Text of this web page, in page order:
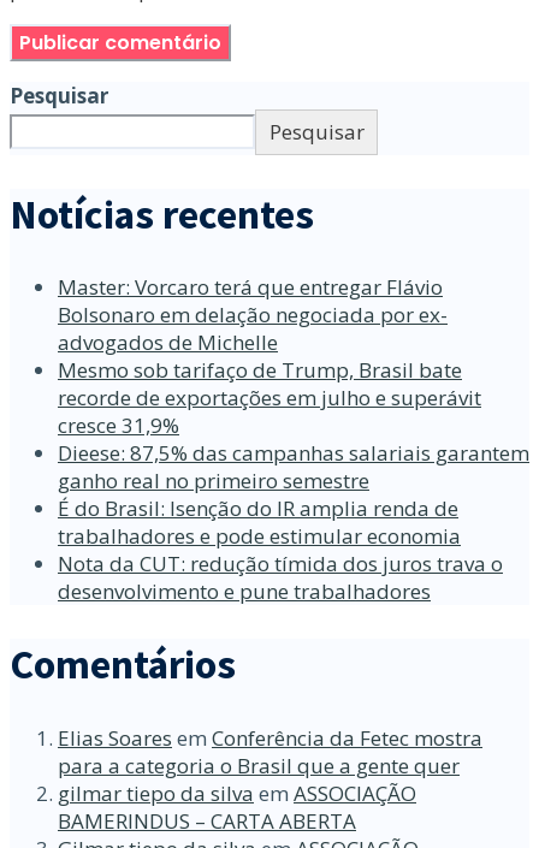
Pesquisar
Pesquisar
Notícias recentes
Master: Vorcaro terá que entregar Flávio
Bolsonaro em delação negociada por ex-
advogados de Michelle
Mesmo sob tarifaço de Trump, Brasil bate
recorde de exportações em julho e superávit
cresce 31,9%
Dieese: 87,5% das campanhas salariais garantem
ganho real no primeiro semestre
É do Brasil: Isenção do IR amplia renda de
trabalhadores e pode estimular economia
Nota da CUT: redução tímida dos juros trava o
desenvolvimento e pune trabalhadores
Comentários
Elias Soares em Conferência da Fetec mostra
para a categoria o Brasil que a gente quer
gilmar tiepo da silva em ASSOCIAÇÃO
BAMERINDUS – CARTA ABERTA